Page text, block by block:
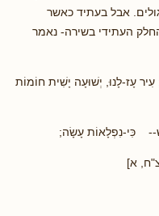
אבל בעתיד כאשר
העתידי בשירה- נאמר
עָז-לָנוּ, יְשׁוּעָה יָשִׁית חוֹמוֹת
כִּי-נִפְלָאוֹת עָשָׂה;
א]